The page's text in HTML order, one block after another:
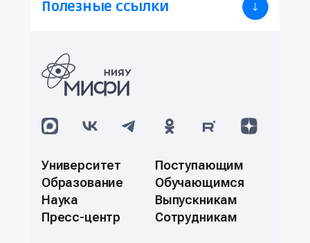
Полезные ссылки
Университет
Образование
Наука
Пресс-центр
Поступающим
Обучающимся
Выпускникам
Сотрудникам